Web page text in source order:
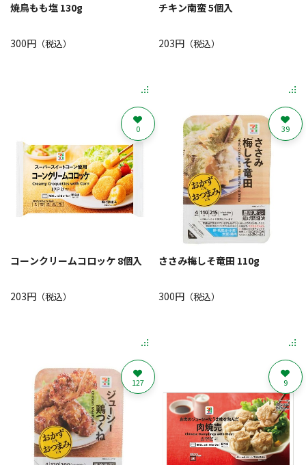
焼鳥もも塩 130g
300円 （税込）
チキン南蛮 5個入
203円（税込）
コーンクリームコロッケ 8個入
203円 （税込）
0
ささみ梅しそ竜田 110g
300円（税込）
39
127 9